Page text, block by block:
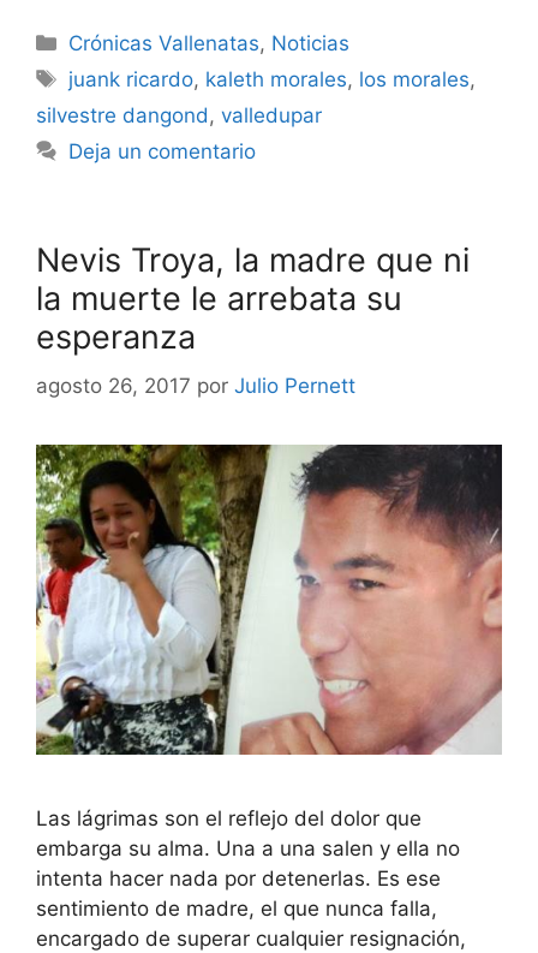
Crónicas Vallenatas, Noticias
juank ricardo, kaleth morales, los morales,
silvestre dangond, valledupar
Deja un comentario
Nevis Troya, la madre que ni
la muerte le arrebata su
esperanza
agosto 26, 2017 por Julio Pernett
Las lágrimas son el reflejo del dolor que
embarga su alma. Una a una salen y ella no
intenta hacer nada por detenerlas. Es ese
sentimiento de madre, el que nunca falla,
encargado de superar cualquier resignación,